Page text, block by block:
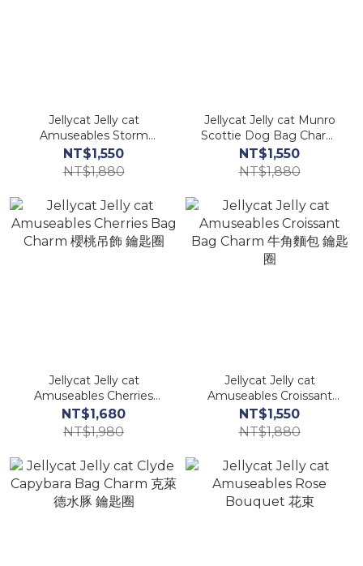
Jellycat Jelly cat
Amuseables Storm
Cloud Bag Charm 烏雲 鑰
匙圈
NT$1,550
NT$1,880
Jellycat Jelly cat Munro
Scottie Dog Bag Charm
蘇格蘭梗 蘇格蘭狗狗 鑰匙圈
NT$1,550
NT$1,880
Jellycat Jelly cat
Amuseables Cherries
Bag Charm 櫻桃吊飾 鑰匙
圈
NT$1,680
NT$1,980
Jellycat Jelly cat
Amuseables Croissant
Bag Charm 牛角麵包 鑰匙
圈
NT$1,550
NT$1,880